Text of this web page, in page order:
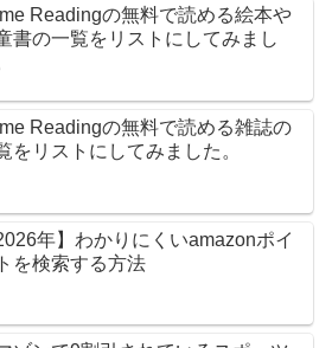
Readingの無料で読める絵本や
書の一覧をリストにしてみまし
Readingの無料で読める雑誌の
をリストにしてみました。
2026年】わかりにくいamazonポイ
を検索する方法